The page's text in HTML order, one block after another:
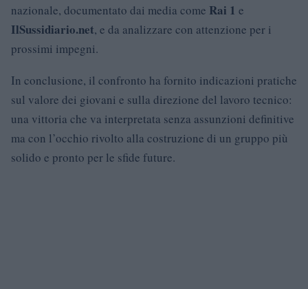
nazionale, documentato dai media come Rai 1 e
IlSussidiario.net, e da analizzare con attenzione per i
prossimi impegni.
In conclusione, il confronto ha fornito indicazioni pratiche
sul valore dei giovani e sulla direzione del lavoro tecnico:
una vittoria che va interpretata senza assunzioni definitive
ma con l’occhio rivolto alla costruzione di un gruppo più
solido e pronto per le sfide future.